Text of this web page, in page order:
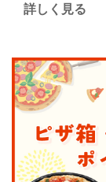
詳しく見る